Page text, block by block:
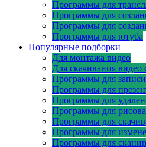
Программы для
Программы для
Программы для
Программы для ютуба
Популярные подборки
Для монтажа видео
Для скачивания видео
Программы для
Программы для
Программы для
Программы для
Программы для
Программы для
Программы для